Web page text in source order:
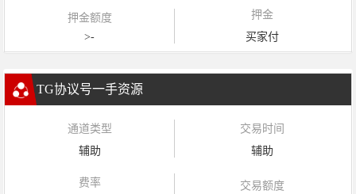
押金额度
>-
押金
买家付
TG协议号一手资源
通道类型
辅助
交易时间
辅助
费率
交易额度